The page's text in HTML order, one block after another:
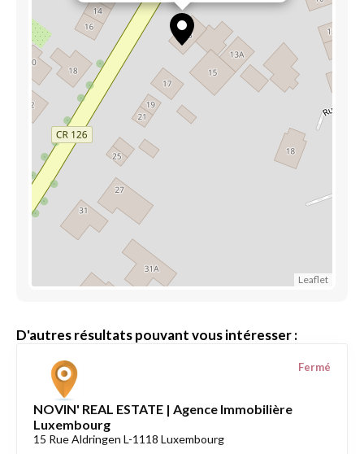
Leaflet
D'autres résultats pouvant vous intéresser :
NOVIN' REAL ESTATE | Agence Immobilière
Luxembourg
15 Rue Aldringen L-1118 Luxembourg
Fermé